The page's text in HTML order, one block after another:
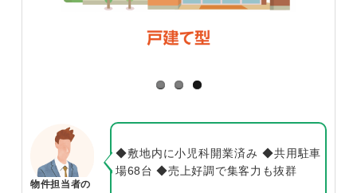
物件担当者の
◆敷地内に小児科開業済み ◆共用駐車
場68台 ◆売上好調で集客力も抜群